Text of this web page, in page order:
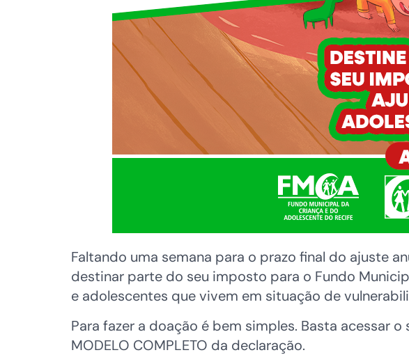
Faltando uma semana para o prazo final do ajuste
destinar parte do seu imposto para o Fundo
e adolescentes que vivem em situação de
Para fazer a doação é bem simples. Basta acessar o
MODELO COMPLETO da declaração.